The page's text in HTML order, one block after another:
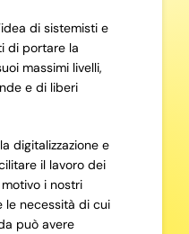
di sistemisti e
di portare la
massimi livelli,
e di liberi
digitalizzazione e
il lavoro dei
i nostri
le necessità di cui
può avere